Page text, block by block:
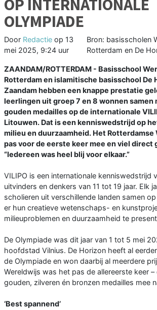
OP INTERNATIONALE
OLYMPIADE
Door Redactie op 13
mei 2025, 9:24 uur
Bron: basisscholen
Rotterdam en De
ZAANDAM/ROTTERDAM - Basisschool
Rotterdam en islamitische basisschool De
Zaandam hebben een knappe prestatie
leerlingen uit groep 7 en 8 wonnen samen
gouden medailles op de internationale
Litouwen. Dat is een kenniswedstrijd op
milieu en duurzaamheid. Het Rotterdamse
pas voor de eerste keer mee en viel direct
“Iedereen was heel blij voor elkaar.”
VILIPO is een internationale kenniswedstrijd
uitvinders en denkers van 11 tot 19 jaar. Elk
scholieren uit verschillende landen samen
er hun creatieve wetenschaps- en
milieuproblemen en duurzaamheid te
De Olympiade was dit jaar van 1 tot 5 mei
hoofdstad Vilnius. De Horizon heeft al
de Olympiade en won daarbij al meerdere
Wereldwijs was het pas de allereerste keer
gouden, zilveren én bronzen medailles mee
‘Best spannend’